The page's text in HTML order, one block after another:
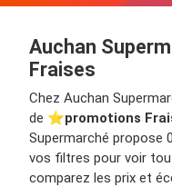
Auchan
Fraises
Chez Auchan
de ⭐️promotions
Supermarché propose
vos filtres pour voir
comparez les prix et